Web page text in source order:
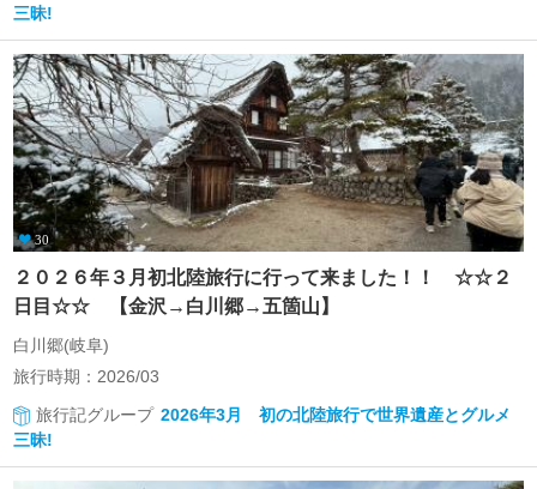
三昧!
30
２０２６年３月初北陸旅行に行って来ました！！ ☆☆２
日目☆☆ 【金沢→白川郷→五箇山】
白川郷(岐阜)
旅行時期：2026/03
旅行記グループ 2026年3月 初の北陸旅行で世界遺産とグルメ
三昧!